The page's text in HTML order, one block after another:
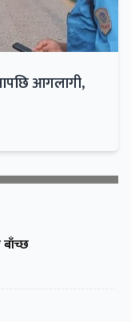
आगलागी,
बाँच्छ